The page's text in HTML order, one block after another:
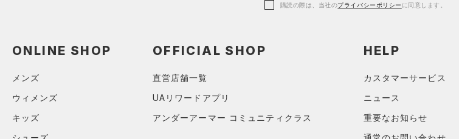
シューズ
購読の際は、当社のプライバシーポリシー に同意します。
ONLINE SHOP
メンズ
ウィメンズ
キッズ
OFFICIAL SHOP
直営店舗一覧
UAリワードアプリ
アンダーアーマー コミュニティクラス
HELP
カスタマーサービス
ニュース
重要なお知らせ